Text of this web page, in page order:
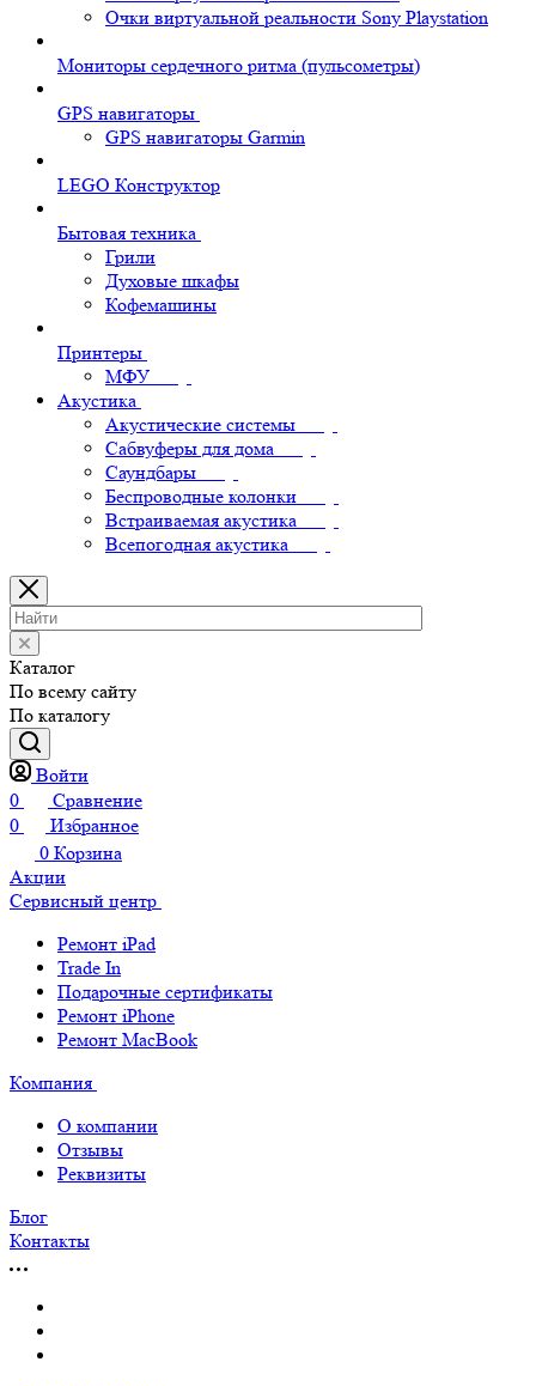
Очки виртуальной реальности Sony Playstation
Мониторы сердечного ритма (пульсометры)
GPS навигаторы
GPS навигаторы Garmin
LEGO Конструктор
Бытовая техника
Грили
Духовые шкафы
Кофемашины
Принтеры
МФУ
Акустика
Акустические системы
Сабвуферы для дома
Саундбары
Беспроводные колонки
Встраиваемая акустика
Всепогодная акустика
Каталог
По всему сайту
По каталогу
Войти
0
Сравнение
0
Избранное
0 Корзина
Акции
Сервисный центр
Ремонт iPad
Trade In
Подарочные сертификаты
Ремонт iPhone
Ремонт MacBook
Компания
О компании
Отзывы
Реквизиты
Блог
Контакты